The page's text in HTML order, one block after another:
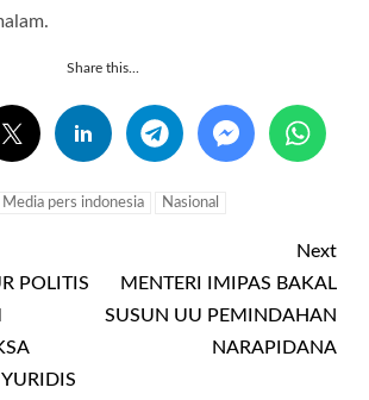
Share this...
Media pers indonesia Nasional
POLITIS
Next
MENTERI IMIPAS BAKAL
SUSUN UU PEMINDAHAN
NARAPIDANA